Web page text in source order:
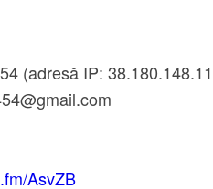
(adresă IP:
AsvZB